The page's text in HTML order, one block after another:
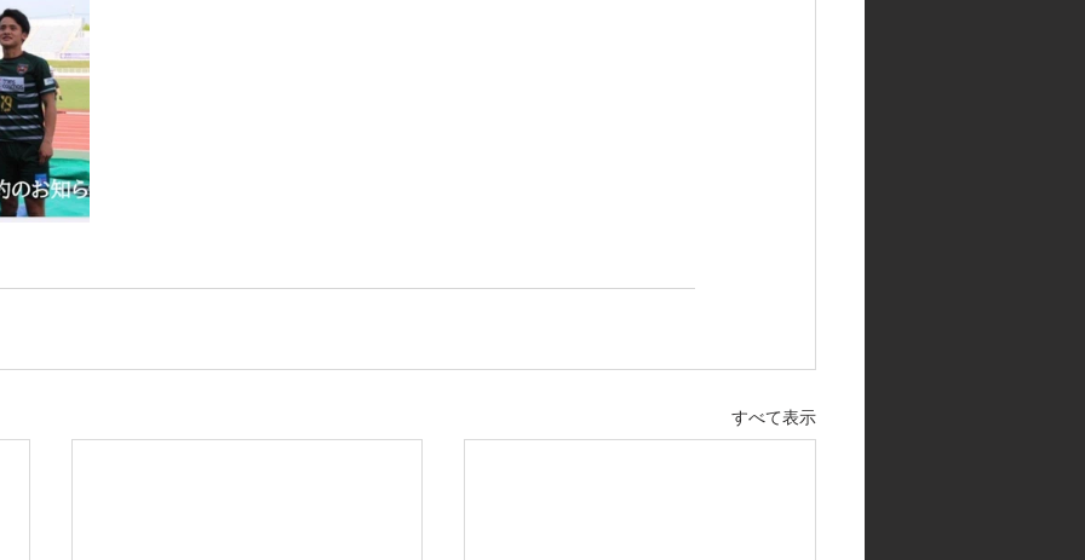
すべて表示